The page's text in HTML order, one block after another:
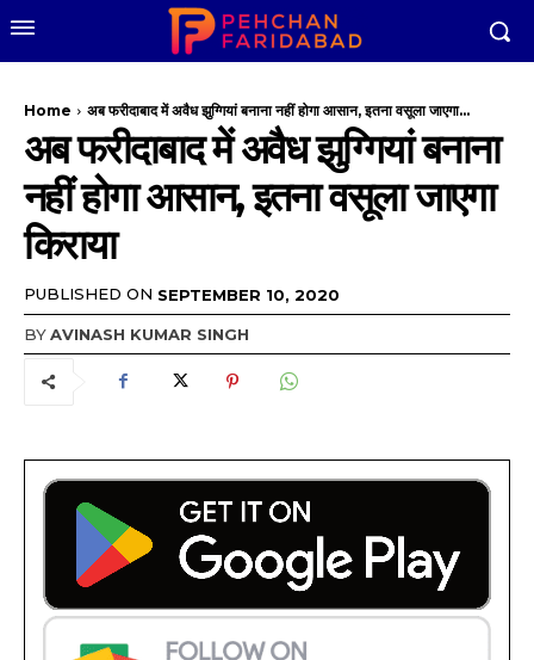
Home अब फरीदाबाद में अवैध झुग्गियां बनाना नहीं होगा आसान, इतना वसूला जाएगा...
अब फरीदाबाद में अवैध झुग्गियां बनाना
नहीं होगा आसान, इतना वसूला जाएगा
किराया
PUBLISHED ON SEPTEMBER 10, 2020
BYAVINASH KUMAR SINGH